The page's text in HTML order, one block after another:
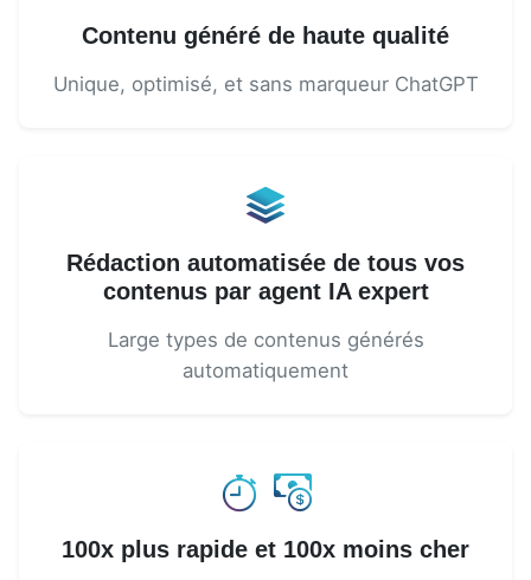
Contenu généré de haute qualité
Unique, optimisé, et sans marqueur ChatGPT
Rédaction automatisée de tous vos
contenus par agent IA expert
Large types de contenus générés
automatiquement
100x plus rapide et 100x moins cher